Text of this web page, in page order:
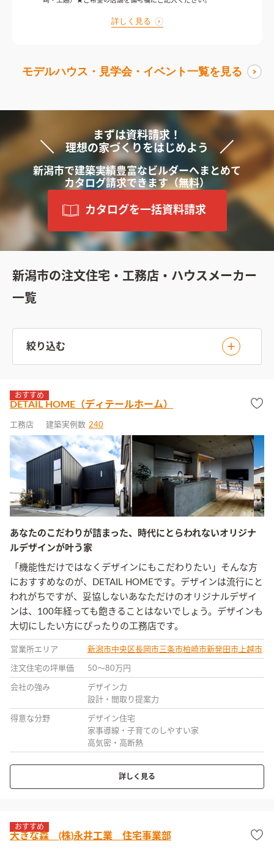
詳しく見る
モデルハウス・見学会・イベント一覧を見る
まずは資料請求！
理想の家づくりをはじめよう
新潟市で建築実績豊富な ビルダーへまとめて
カタログ請求できます（無料）
カタログを一括資料請求
新潟市の注文住宅・工務店・ハウスメーカー
一覧
絞り込む
おすすめ
DETAIL HOME（ディテールホーム）
工務店 建築実例数 240
あなたのこだわりが詰まった、時代にとらわれないオリジナ
ルデザインが叶う家
「機能性だけではなくデザインにもこだわりたい」そんな方
におすすめなのが、DETAIL HOMEです。デザインは流行にと
われがちですが、妥協しないあなただけのオリジナルデザイ
ンは、100年経っても飽きることはないでしょう。デザインも
大切にしたい方にぴったりの工務店です。
営業所エリア 新潟市中央区長岡市 三条市柏崎市新発田市 上越市
注文住宅の坪単価 50〜80万円
会社の強み
デザイン力
設計・間取り提案力
得意な分野
デザイン住宅
家事導線・子育てのしやすい家
高気密・高断熱
詳しく見る
おすすめ
大きな森 (株)永井工業 住宅事業部